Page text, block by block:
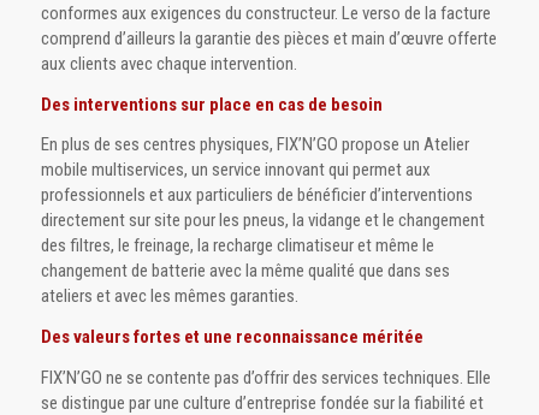
conformes aux exigences du constructeur. Le verso de la facture
comprend d’ailleurs la garantie des pièces et main d’œuvre offerte
aux clients avec chaque intervention.
Des interventions sur place en cas de besoin
En plus de ses centres physiques, FIX’N’GO propose un Atelier
mobile multiservices, un service innovant qui permet aux
professionnels et aux particuliers de bénéficier d’interventions
directement sur site pour les pneus, la vidange et le changement
des filtres, le freinage, la recharge climatiseur et même le
changement de batterie avec la même qualité que dans ses
ateliers et avec les mêmes garanties.
Des valeurs fortes et une reconnaissance méritée
FIX’N’GO ne se contente pas d’offrir des services techniques. Elle
se distingue par une culture d’entreprise fondée sur la fiabilité et